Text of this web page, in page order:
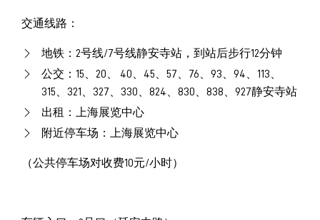
交通线路：
地铁：2号线/7号线静安寺站，到站后步行12分钟
公交：15、20、 40、45、57、76、93、94、113、
315、321、327、330、824、830、838、927静安寺站
出租：上海展览中心
附近停车场：上海展览中心
（公共停车场对收费10元/小时）